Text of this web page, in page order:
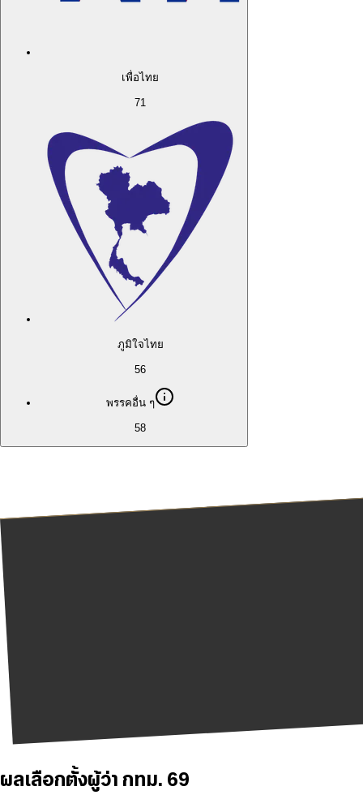
เพื่อไทย
71
ภูมิใจไทย
56
พรรคอื่น ๆ
58
ผลเลือกตั้งผู้ว่า กทม. 69